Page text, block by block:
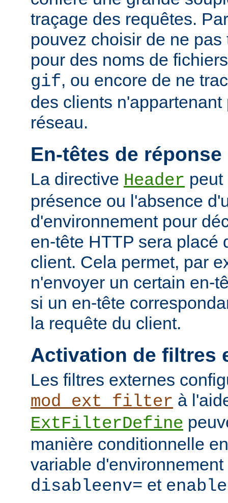
traçage des requêtes.
pouvez choisir de ne
pour des noms de
gif, ou encore de ne
des clients
réseau.
En-têtes de
La directive Header peut
présence ou l'absence
d'environnement pour
en-tête HTTP sera placé
client. Cela permet, par
n'envoyer un certain en-
si un en-tête
la requête du client.
Activation de filtres
Les filtres externes
mod_ext_filter à
ExtFilterDefine
manière conditionnelle
variable
disableenv= et